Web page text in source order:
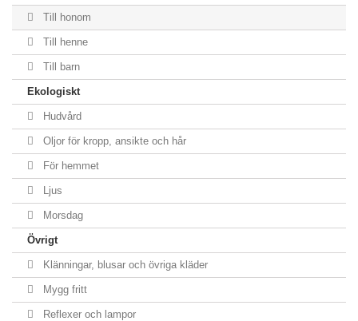
Till honom
Till henne
Till barn
Ekologiskt
Hudvård
Oljor för kropp, ansikte och hår
För hemmet
Ljus
Morsdag
Övrigt
Klänningar, blusar och övriga kläder
Mygg fritt
Reflexer och lampor